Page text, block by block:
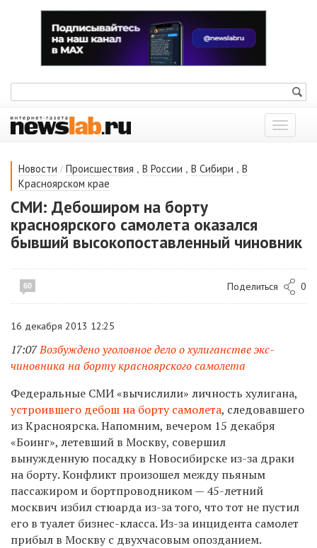
Показать
меню
Новости / Происшествия , В России , В Сибири , В
Красноярском крае
СМИ: Дебоширом на борту
красноярского самолета оказался
бывший высокопоставленный чиновник
60 Поделиться 0
16 декабря 2013 12:25
17:07Возбуждено уголовное дело о хулиганстве экс-
чиновника на борту красноярского самолета
Федеральные СМИ «вычислили» личность хулигана,
устроившего дебош на борту самолета, следовавшего
из Красноярска. Напомним, вечером 15 декабря
«Боинг», летевший в Москву, совершил
вынужденную посадку в Новосибирске из-за драки
на борту. Конфликт произошел между пьяным
пассажиром и бортпроводником — 45-летний
москвич избил стюарда из-за того, что тот не пустил
его в туалет бизнес-класса. Из-за инцидента самолет
прибыл в Москву с двухчасовым опозданием.